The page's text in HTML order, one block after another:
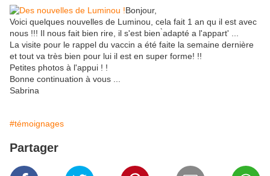
Bonjour,
Voici quelques nouvelles de Luminou, cela fait 1 an qu il est avec
nous !!! Il nous fait bien rire, il s'est bien ̀adapté a l'appart' ...
La visite pour le rappel du vaccin a été faite la semaine dernière
et tout va très bien pour lui il est en super forme! !!
Petites photos à l'appui ! !
Bonne continuation à vous ...
Sabrina
#témoignages
Partager